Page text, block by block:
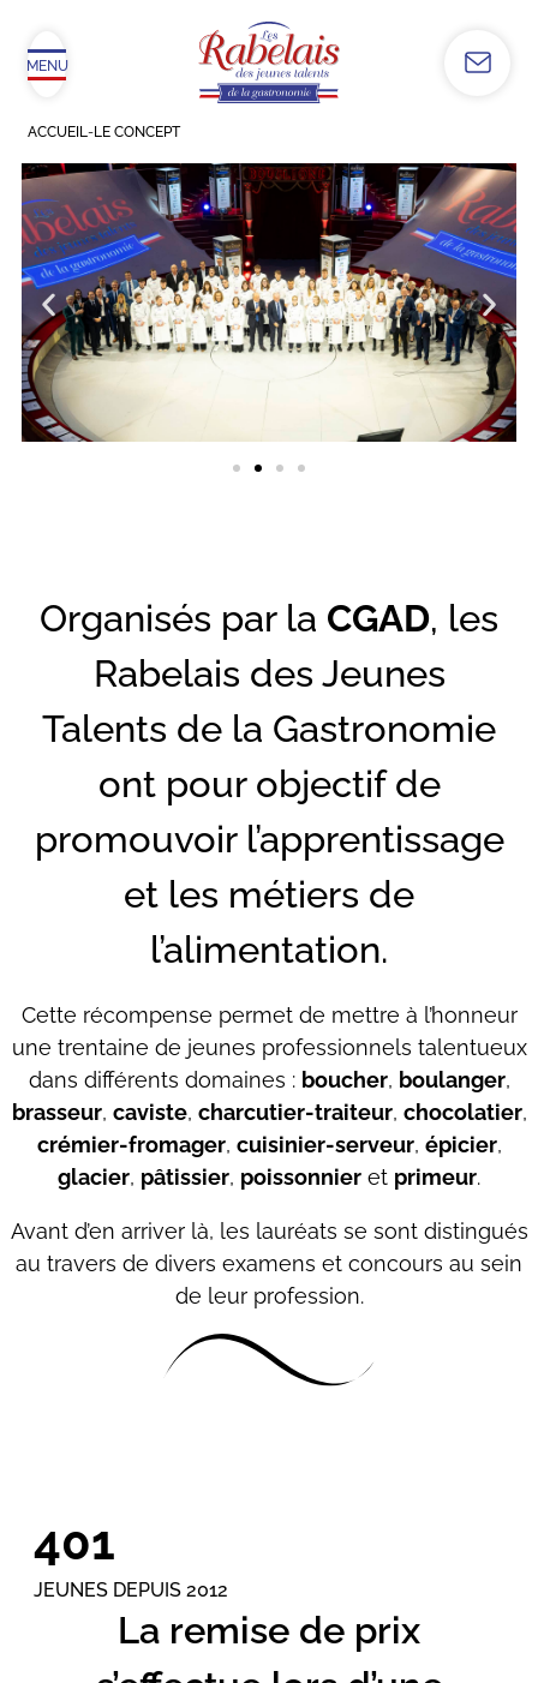
MENU
ACCUEIL-LE CONCEPT
Organisés par la CGAD, les
Rabelais des Jeunes
Talents de la Gastronomie
ont pour objectif de
promouvoir l’apprentissage
et les métiers de
l’alimentation.
Cette récompense permet de mettre à l’honneur
une trentaine de jeunes professionnels talentueux
dans différents domaines : boucher, boulanger,
brasseur, caviste, charcutier-traiteur, chocolatier,
crémier-fromager, cuisinier-serveur, épicier,
glacier, pâtissier, poissonnier et primeur.
Avant d’en arriver là, les lauréats se sont distingués
au travers de divers examens et concours au sein
de leur profession.
JEUNES DEPUIS 2012
401
La remise de prix